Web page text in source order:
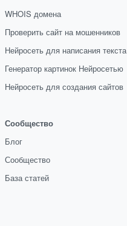
WHOIS домена
Проверить сайт на мошенников
Нейросеть для написания текста
Генератор картинок Нейросетью
Нейросеть для создания сайтов
Сообщество
Блог
Сообщество
База статей